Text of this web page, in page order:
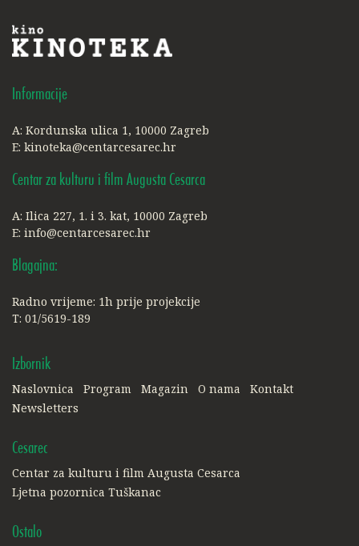
Informacije
A: Kordunska ulica 1, 10000 Zagreb
E: kinoteka@centarcesarec.hr
Centar za kulturu i film Augusta Cesarca
A: Ilica 227, 1. i 3. kat, 10000 Zagreb
E: info@centarcesarec.hr
Blagajna:
Radno vrijeme: 1h prije projekcije
T: 01/5619-189
Izbornik
Naslovnica Program Magazin O nama
Kontakt
Newsletters
Cesarec
Centar za kulturu i film Augusta Cesarca
Ljetna pozornica Tuškanac
Ostalo